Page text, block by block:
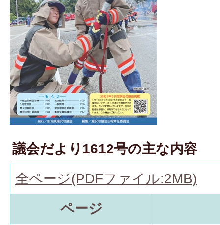
議会だより1612号の主な内容
全ページ(PDFファイル:2MB)
ページ